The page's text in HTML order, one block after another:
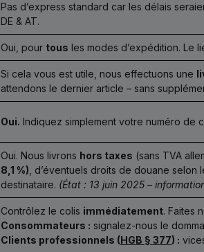
Pas d’express standard car les délais
DE & AT.
Oui, pour tous les modes d’expédition. Le
Si cela vous est utile, nous effectuons une
attendons le dernier article – sans
Oui. Indiquez simplement votre numéro de
Oui. Nous livrons hors taxes (sans TVA
8,1 %) , d’éventuels droits de douane selon
destinataire. (État : 13 juin 2025 –
Contrôlez le colis immédiatement. Faites
Consommateurs : signalez-nous le
Clients professionnels (HGB § 377) :